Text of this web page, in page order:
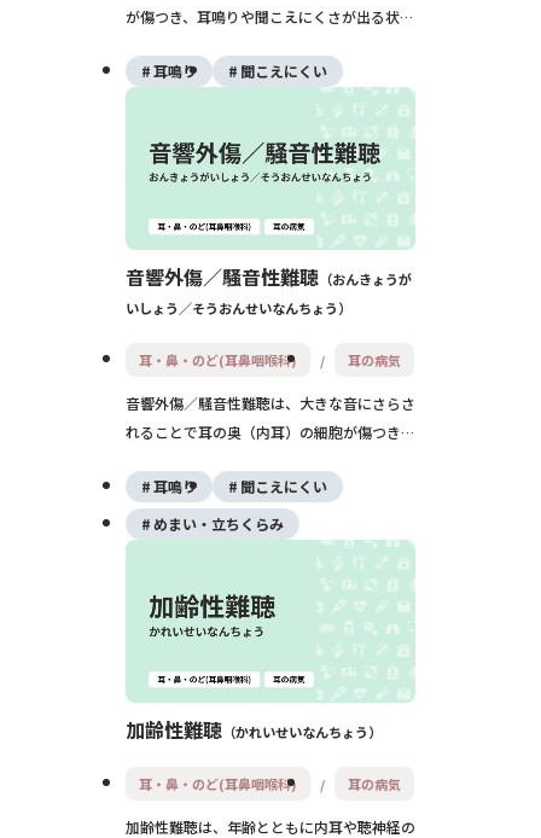
が傷つき、耳鳴りや聞こえにくさが出る状態
因となることがあり、中には一度起こると元
に戻りにくい難聴もあります。薬の中止・変
更を含め、早めの相談が大切です。
耳鳴り 聞こえにくい
音響外傷／騒音性難聴
おんきょうが
いしょう／そうおんせいなんちょう
耳・鼻・のど(耳鼻咽喉科) 耳の病気
音響外傷／騒音性難聴は、大きな音にさらさ
れることで耳の奥（内耳）の細胞が傷つき、
の「急な強大音」と、工場騒音や大音量のヘ
ッドホンなど「長期間の騒音」が原因とな
り、難聴や耳鳴りが出現します。放置すると
回復しにくいため、早めの受診と、日頃の
「音との付き合い方」の見直しがとても大切
です。
耳鳴り
聞こえにくい
めまい・立ちくらみ
加齢性難聴 かれいせいなんちょう
耳・鼻・のど(耳鼻咽喉科) 耳の病気
加齢性難聴は、年齢とともに内耳や聴神経の